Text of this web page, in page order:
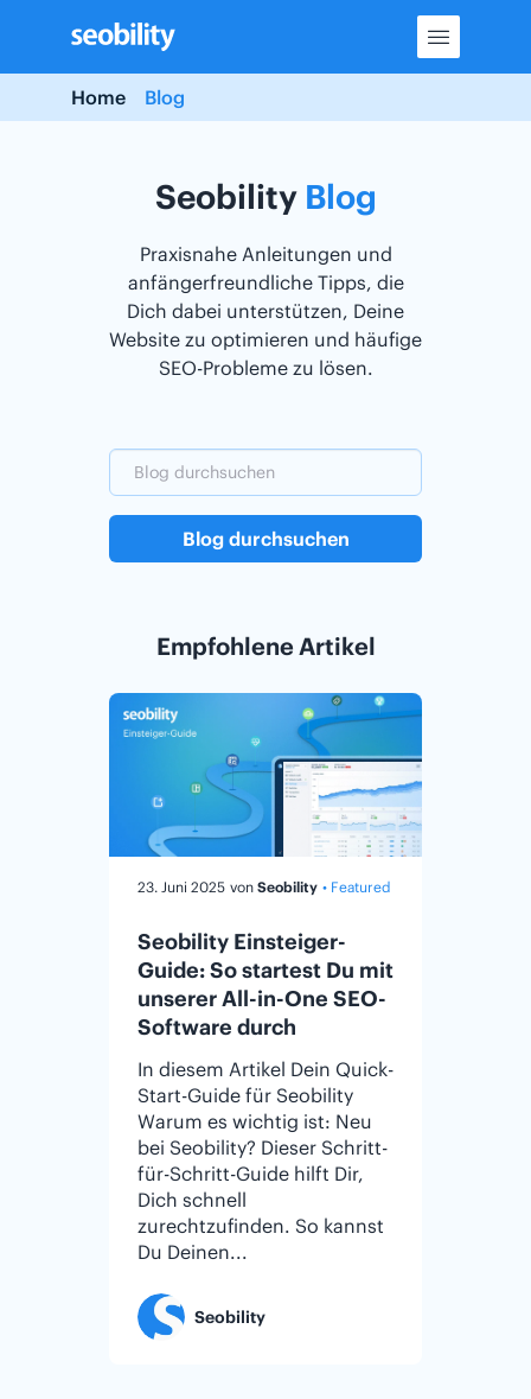
content
Home
Blog
Seobility Blog
Praxisnahe Anleitungen und
anfängerfreundliche Tipps, die
Dich dabei unterstützen, Deine
Website zu optimieren und häufige
SEO-Probleme zu lösen.
Blog durchsuchen
Empfohlene Artikel
23. Juni 2025 von Seobility • Featured
Seobility Einsteiger-
Guide: So startest Du mit
unserer All-in-One SEO-
Software durch
In diesem Artikel Dein Quick-
Start-Guide für Seobility
Warum es wichtig ist: Neu
bei Seobility? Dieser Schritt-
für-Schritt-Guide hilft Dir,
Dich schnell
zurechtzufinden. So kannst
Du Deinen...
Seobility